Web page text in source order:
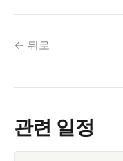
← 뒤로
관련 일정